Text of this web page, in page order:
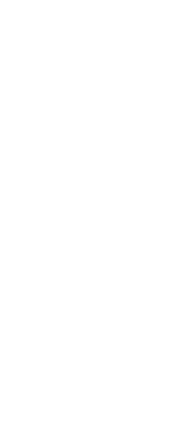
“诗与远方”